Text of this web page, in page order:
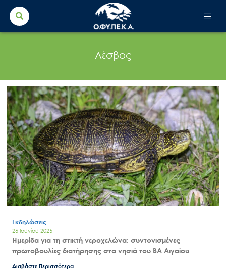
Search
for:
Λέσβος
Εκδηλώσεις
26 Ιουνίου 2025
Ημερίδα για τη στικτή νεροχελώνα: συντονισμένες
πρωτοβουλίες διατήρησης στα νησιά του ΒΑ Αιγαίου
Διαβάστε Περισσότερα